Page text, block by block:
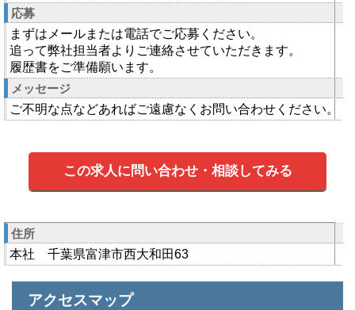
応募
まずはメールまたは電話でご応募ください。
追って弊社担当者よりご連絡させていただきます。
履歴書をご準備願います。
メッセージ
ご不明な点などあればご遠慮なくお問い合わせください。
この求人に問い合わせ・相談してみる
住所
本社 千葉県富津市西大和田63
アクセスマップ